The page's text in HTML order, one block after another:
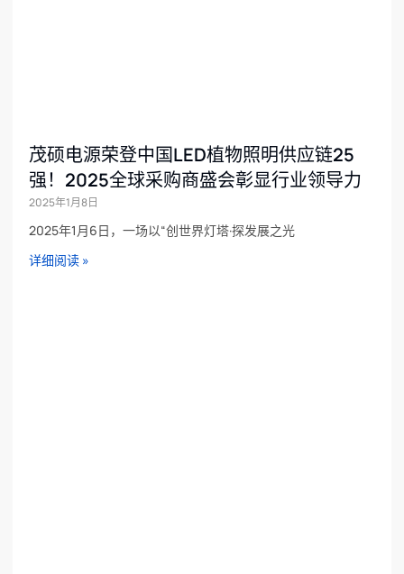
茂硕电源荣登中国LED植物照明供应链25
强！2025全球采购商盛会彰显行业领导力
2025年1月8日
2025年1月6日，一场以“创世界灯塔·探发展之光
详细阅读 »